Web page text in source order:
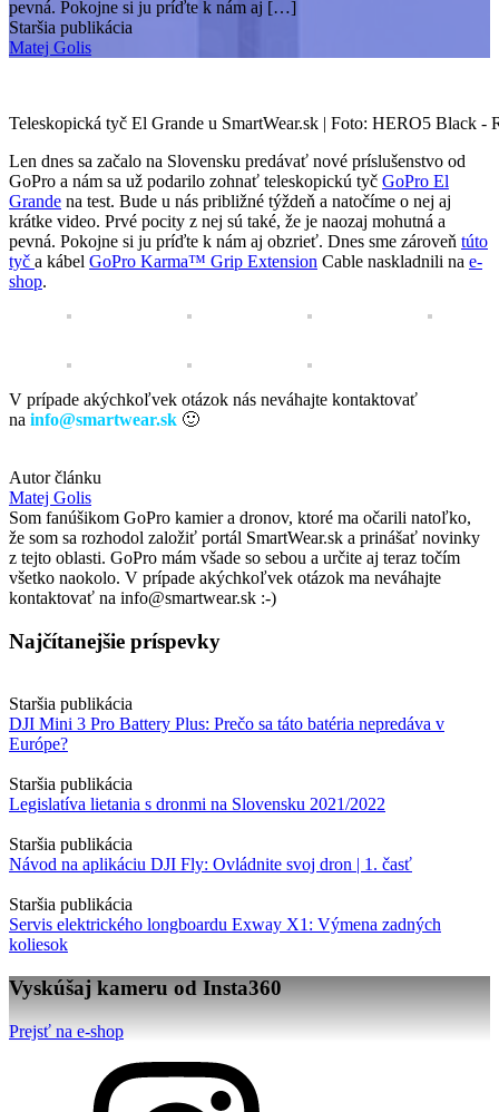
pevná. Pokojne si ju príďte k nám aj […]
Staršia publikácia
Matej Golis
Teleskopická tyč El Grande u SmartWear.sk | Foto: HERO5 Black -
Len dnes sa začalo na Slovensku predávať nové príslušenstvo od
GoPro a nám sa už podarilo zohnať teleskopickú tyč GoPro El
Grande na test. Bude u nás približné týždeň a natočíme o nej aj
krátke video. Prvé pocity z nej sú také, že je naozaj mohutná a
pevná. Pokojne si ju príďte k nám aj obzrieť. Dnes sme zároveň túto
tyč a kábel GoPro Karma™ Grip Extension Cable naskladnili na e-
shop.
V prípade akýchkoľvek otázok nás neváhajte kontaktovať
na info@smartwear.sk 🙂
Autor článku
Matej Golis
Som fanúšikom GoPro kamier a dronov, ktoré ma očarili natoľko,
že som sa rozhodol založiť portál SmartWear.sk a prinášať novinky
z tejto oblasti. GoPro mám všade so sebou a určite aj teraz točím
všetko naokolo. V prípade akýchkoľvek otázok ma neváhajte
kontaktovať na info@smartwear.sk :-)
Najčítanejšie príspevky
Staršia publikácia
DJI Mini 3 Pro Battery Plus: Prečo sa táto batéria nepredáva v
Európe?
Staršia publikácia
Legislatíva lietania s dronmi na Slovensku 2021/2022
Staršia publikácia
Návod na aplikáciu DJI Fly: Ovládnite svoj dron | 1. časť
Staršia publikácia
Servis elektrického longboardu Exway X1: Výmena zadných
koliesok
Vyskúšaj kameru od Insta360
Prejsť na e-shop